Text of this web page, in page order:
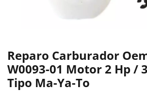
Reparo Carburador
W0093-01 Motor 2 Hp /
Tipo Ma-Ya-To